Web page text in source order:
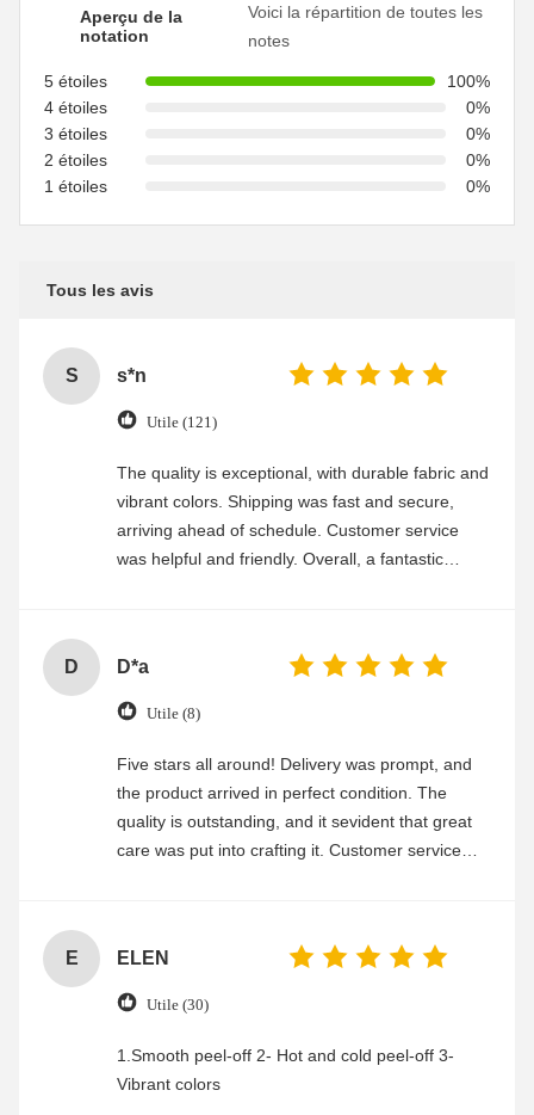
Aperçu de la
notation
Voici la répartition de toutes les
notes
5 étoiles
100%
4 étoiles
0%
3 étoiles
0%
2 étoiles
0%
1 étoiles
0%
Tous les avis
S s*n
Utile (121)
The quality is exceptional, with durable fabric and
vibrant colors. Shipping was fast and secure,
arriving ahead of schedule. Customer service
was helpful and friendly. Overall, a fantastic
D D*a
Utile (8)
Five stars all around! Delivery was prompt, and
the product arrived in perfect condition. The
quality is outstanding, and it sevident that great
care was put into crafting it. Customer service
E ELEN
Utile (30)
1.Smooth peel-off 2- Hot and cold peel-off 3-
Vibrant colors